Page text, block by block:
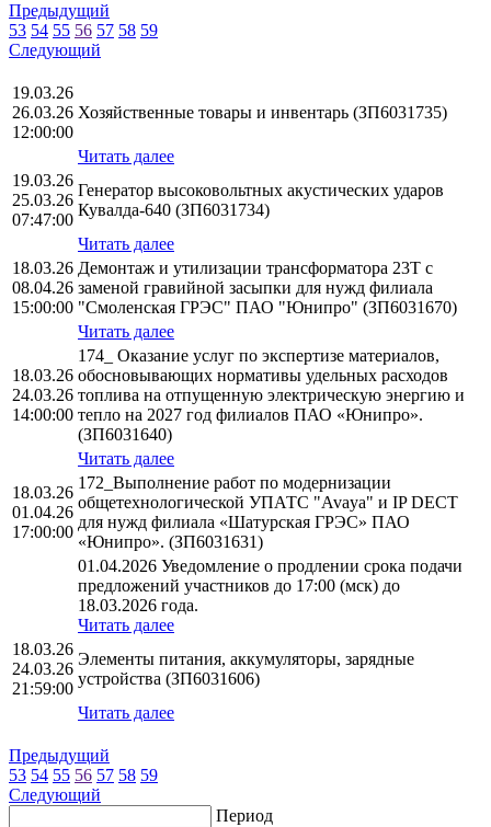
Предыдущий
53 54 55 56 57 58 59
Следующий
19.03.26
26.03.26
12:00:00
Хозяйственные товары и инвентарь (ЗП6031735)
Читать далее
19.03.26
25.03.26
07:47:00
Генератор высоковольтных акустических ударов
Кувалда-640 (ЗП6031734)
Читать далее
18.03.26
08.04.26
15:00:00
Демонтаж и утилизации трансформатора 23Т с
заменой гравийной засыпки для нужд филиала
"Смоленская ГРЭС" ПАО "Юнипро" (ЗП6031670)
Читать далее
18.03.26
24.03.26
14:00:00
174_ Оказание услуг по экспертизе материалов,
обосновывающих нормативы удельных расходов
топлива на отпущенную электрическую энергию и
тепло на 2027 год филиалов ПАО «Юнипро».
(ЗП6031640)
Читать далее
18.03.26
01.04.26
17:00:00
172_Выполнение работ по модернизации
общетехнологической УПАТС "Avaya" и IP DECT
для нужд филиала «Шатурская ГРЭС» ПАО
«Юнипро». (ЗП6031631)
01.04.2026 Уведомление о продлении срока подачи
предложений участников до 17:00 (мск) до
18.03.2026 года.
Читать далее
18.03.26
24.03.26
21:59:00
Элементы питания, аккумуляторы, зарядные
устройства (ЗП6031606)
Читать далее
Предыдущий
53 54 55 56 57 58 59
Следующий
Период